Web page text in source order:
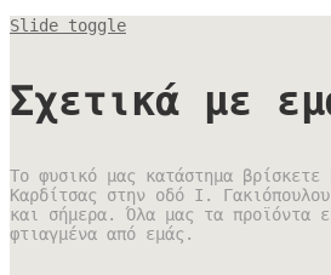
Slide toggle
Σχετικά με
Το φυσικό μας κατάστημα βρίσκετε
Καρδίτσας στην οδό Ι.
και σήμερα. Όλα μας τα προϊόντα
φτιαγμένα από εμάς.